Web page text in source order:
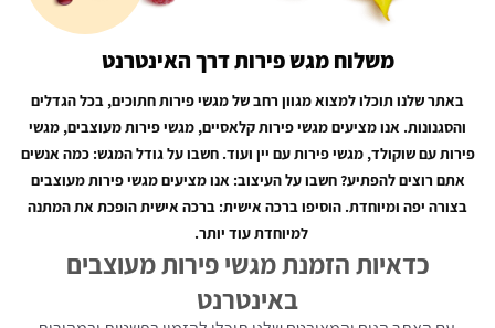
משלוח מגש פירות דרך האינטרנט
באתר שלנו תוכלו למצוא מגוון רחב של מגשי פירות חתוכים, בכל הגדלים
והסגנונות. אנו מציעים מגשי פירות קלאסיים, מגשי פירות מעוצבים, מגשי
פירות עם שוקולד, מגשי פירות עם יין ועוד. חשבו על גודל המגש: כמה אנשים
אתם רוצים להפתיע? חשבו על העיצוב: אנו מציעים מגשי פירות מעוצבים
בצורה יפה ומיוחדת. הוסיפו ברכה אישית: ברכה אישית הופכת את המתנה
למיוחדת עוד יותר.
כדאיות הזמנת מגשי פירות מעוצבים
באינטרנט